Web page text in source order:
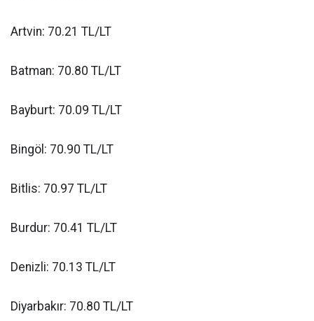
Artvin: 70.21 TL/LT
Batman: 70.80 TL/LT
Bayburt: 70.09 TL/LT
Bingöl: 70.90 TL/LT
Bitlis: 70.97 TL/LT
Burdur: 70.41 TL/LT
Denizli: 70.13 TL/LT
Diyarbakır: 70.80 TL/LT